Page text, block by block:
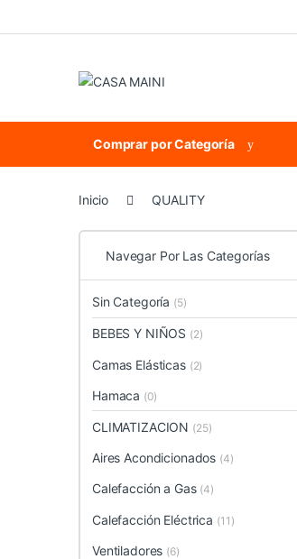
Comprar por Categoría
Inicio QUALITY
Navegar Por Las Categorías
Sin Categoría (5)
BEBES Y NIÑOS (2)
Camas Elásticas (2)
Hamaca (0)
CLIMATIZACION (25)
Aires Acondicionados (4)
Calefacción a Gas (4)
Calefacción Eléctrica (11)
Ventiladores (6)